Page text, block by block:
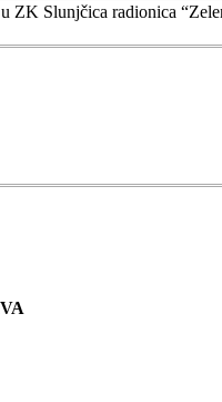
ZK Slunjčica radionica